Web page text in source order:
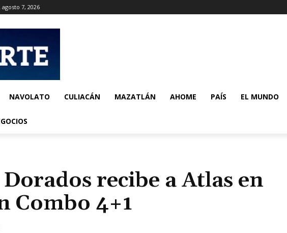
7, 2026
NAVOLATO CULIACÁN MAZATLÁN AHOME PAÍS EL MUNDO
recibe a Atlas en
Combo 4+1